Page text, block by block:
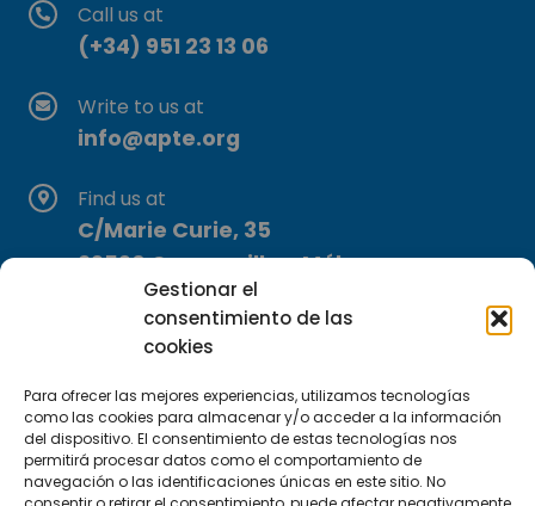
Gestionar el
consentimiento de las
cookies
Para ofrecer las mejores experiencias, utilizamos tecnologías
como las cookies para almacenar y/o acceder a la información
del dispositivo. El consentimiento de estas tecnologías nos
permitirá procesar datos como el comportamiento de
navegación o las identificaciones únicas en este sitio. No
Call us at
(+34) 951 23 13 06
Write to us at
info@apte.org
Find us at
C/Marie Curie, 35
29590 Campanillas, Málaga
Subscribe to our Newsletter